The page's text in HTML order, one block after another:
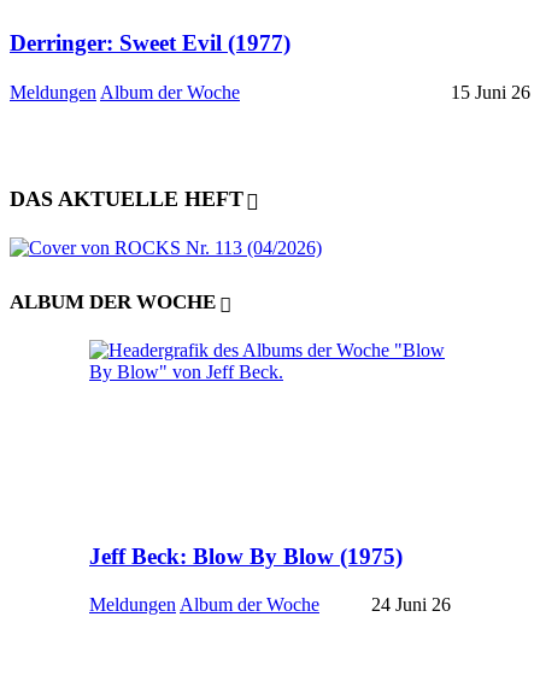
Derringer: Sweet Evil (1977)
Meldungen Album der Woche 15 Juni 26
DAS AKTUELLE HEFT
ALBUM DER WOCHE
Jeff Beck: Blow By Blow (1975)
Meldungen Album der Woche 24 Juni 26